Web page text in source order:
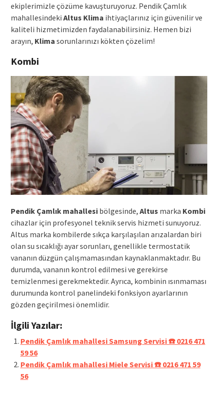
ekiplerimizle çözüme kavuşturuyoruz. Pendik Çamlık
mahallesindeki Altus Klima ihtiyaçlarınız için güvenilir ve
kaliteli hizmetimizden faydalanabilirsiniz. Hemen bizi
arayın, Klima sorunlarınızı kökten çözelim!
Kombi
Pendik Çamlık mahallesibölgesinde, Altus marka Kombi
cihazlar için profesyonel teknik servis hizmeti sunuyoruz.
Altus marka kombilerde sıkça karşılaşılan arızalardan biri
olan su sıcaklığı ayar sorunları, genellikle termostatik
vananın düzgün çalışmamasından kaynaklanmaktadır. Bu
durumda, vananın kontrol edilmesi ve gerekirse
temizlenmesi gerekmektedir. Ayrıca, kombinin ısınmaması
durumunda kontrol panelindeki fonksiyon ayarlarının
gözden geçirilmesi önemlidir.
İlgili Yazılar:
Pendik Çamlık mahallesi Samsung Servisi ☎️ 0216 471
59 56
Pendik Çamlık mahallesi Miele Servisi ☎️ 0216 471 59
56